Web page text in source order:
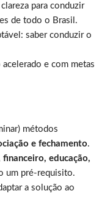
para conduzir
de todo o Brasil.
saber conduzir o
e com metas
métodos
e fechamento.
educação,
um pré-requisito.
a solução ao